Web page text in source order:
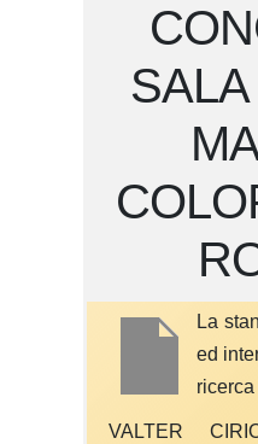
La
ed
ricerca
VALTER